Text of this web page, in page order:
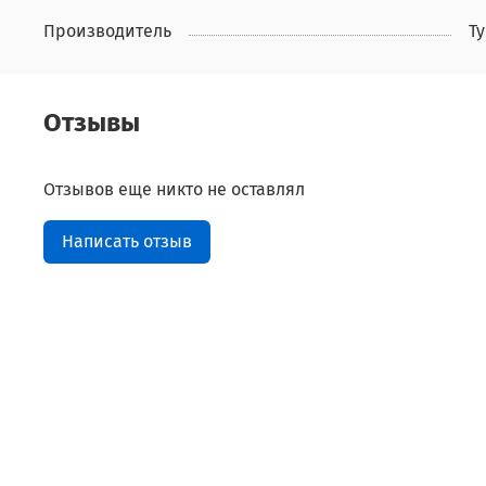
Производитель
Отзывы
Отзывов еще никто не оставлял
Написать отзыв